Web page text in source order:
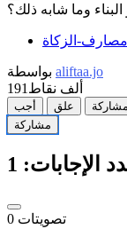
وما شابه ذلك؟
مصارف-الزكاة
aliftaa.jo
191ألف نقاط
أجب علق
مشاركة
مشاركة
الإجابات: 1
0 تصويتات